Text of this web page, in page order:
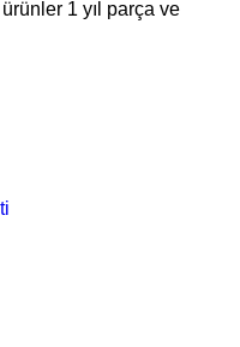
1 yıl parça ve